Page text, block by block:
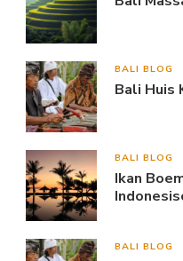
BALI BLOG
Bali Huis
BALI BLOG
Ikan
BALI BLOG